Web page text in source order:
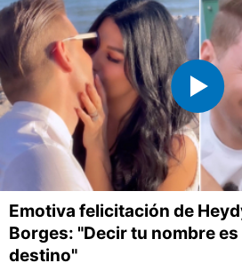
Emotiva felicitación de
Borges: "Decir tu nombre
destino"